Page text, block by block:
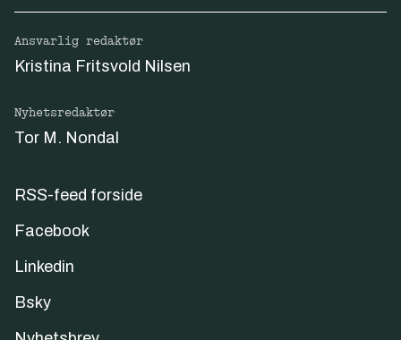
Ansvarlig redaktør
Kristina Fritsvold Nilsen
Nyhetsredaktør
Tor M. Nondal
RSS-feed forside
Facebook
Linkedin
Bsky